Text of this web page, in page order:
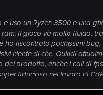
uso un Ryzen 3500 e una
Il gioco và molto fluido,
ho riscontrato pochissimi
niente di chè. Quindi
del prodotto, anche i cali di
fiducioso nel lavoro di